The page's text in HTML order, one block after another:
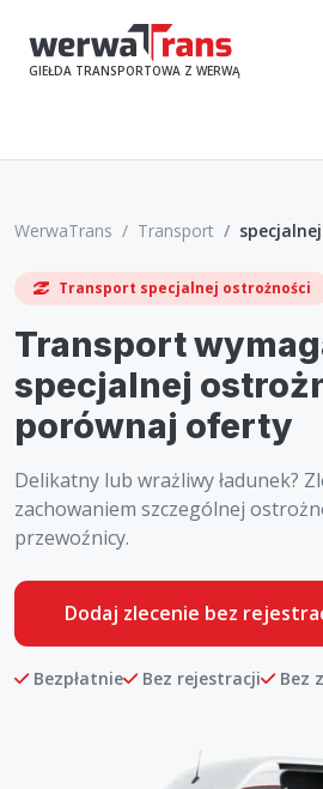
GIEŁDA TRANSPORTOWA Z WERWĄ
WerwaTrans Transport
Transport specjalnej ostrożności
Transport
specjalnej
porównaj oferty
Delikatny lub wrażliwy ładunek?
zachowaniem szczególnej
przewoźnicy.
Dodaj zlecenie bez
Bezpłatnie Bez rejestracji Bez